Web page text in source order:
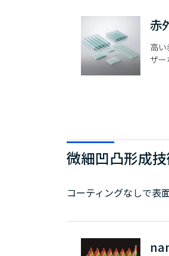
赤
高
ザー
微細凹凸形成
コーティングなしで表